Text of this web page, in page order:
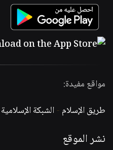
مواقع مفيدة:
طريق الإسلام -الشبكة الإسلامية
نشر الموقع